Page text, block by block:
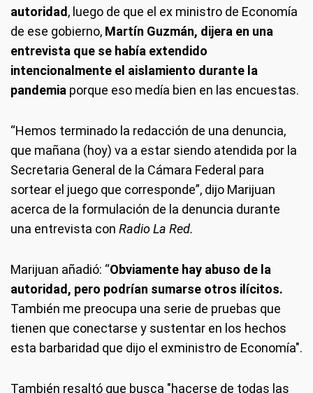
autoridad , luego de que el ex ministro de Economía
de ese gobierno, Martín Guzmán, dijera en una
entrevista que se había extendido
intencionalmente el aislamiento durante la
pandemia porque eso medía bien en las encuestas.
“Hemos terminado la redacción de una denuncia,
que mañana (hoy) va a estar siendo atendida por la
Secretaria General de la Cámara Federal para
sortear el juego que corresponde”, dijo Marijuan
acerca de la formulación de la denuncia durante
una entrevista con Radio La Red.
Marijuan añadió: “Obviamente hay abuso de la
autoridad, pero podrían sumarse otros ilícitos.
También me preocupa una serie de pruebas que
tienen que conectarse y sustentar en los hechos
esta barbaridad que dijo el exministro de Economía".
También resaltó que busca "hacerse de todas las